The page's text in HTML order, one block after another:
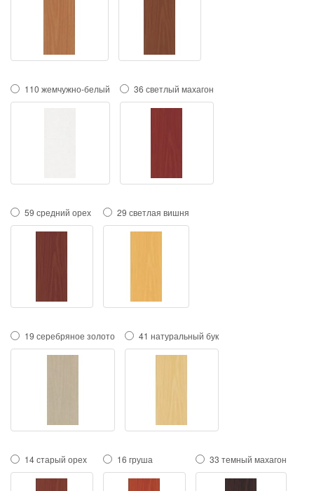
110 жемчужно-белый 36 светлый махагон
59 средний орех 29 светлая вишня
19 серебряное золото 41 натуральный бук
14 старый орех 16 груша 33 темный махагон